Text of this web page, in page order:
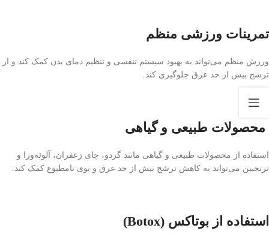
تمرینات ورزشی منظم
ورزش منظم می‌تواند به بهبود سیستم تنفسی و تنظیم دمای بدن کمک کند و از
ترشح بیش از حد عرق جلوگیری کند.
محصولات طبیعی و گیاهی
استفاده از محصولات طبیعی و گیاهی مانند گردو، چای زعفران، آلوئه‌ورا و
ترنجبین می‌تواند به کاهش ترشح بیش از حد عرق و بوی نامطبوع کمک کند.
استفاده از بوتاکس (Botox)